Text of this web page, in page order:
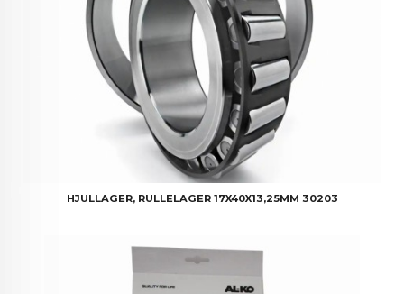
HJULLAGER, RULLELAGER 17X40X13,25MM 30203